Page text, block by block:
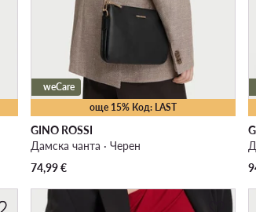
още 15% Код: LAST
weCare
GINO ROSSI
Дамска чанта · Черен
74,99€